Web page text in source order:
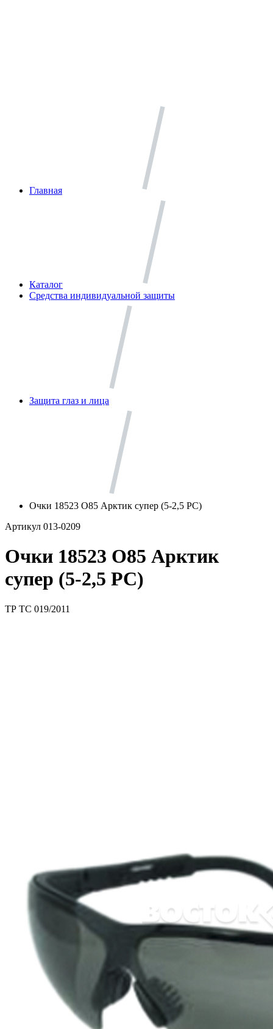
Главная
Каталог
Средства индивидуальной защиты
Защита глаз и лица
Очки 18523 О85 Арктик супер (5-2,5 PC)
Артикул 013-0209
Очки 18523 О85 Арктик
супер (5-2,5 PC)
ТР ТС 019/2011